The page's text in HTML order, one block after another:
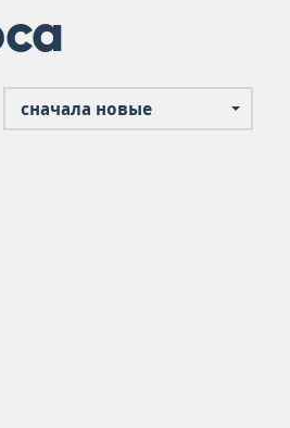
сначала новые